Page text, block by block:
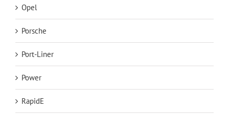
Opel
Porsche
Port-Liner
Power
RapidE